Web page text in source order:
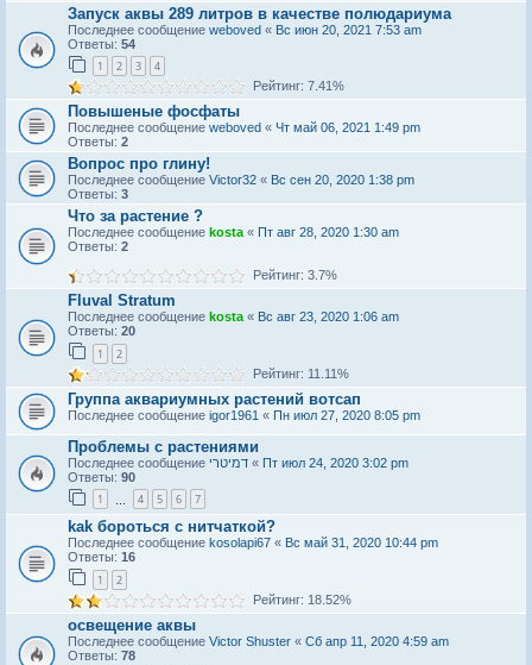
Запуск аквы 289 литров в качестве полюдариума
Последнее сообщение weboved « Вс июн 20, 2021 7:53 am
Ответы: 54
1 2 3 4
Рейтинг: 7.41%
Повышеные фосфаты
Последнее сообщение weboved « Чт май 06, 2021 1:49 pm
Ответы: 2
Вопрос про глину!
Последнее сообщение Victor32 « Вс сен 20, 2020 1:38 pm
Ответы: 3
Что за растение ?
Последнее сообщение kosta « Пт авг 28, 2020 1:30 am
Ответы: 2
Рейтинг: 3.7%
Fluval Stratum
Последнее сообщение kosta « Вс авг 23, 2020 1:06 am
Ответы: 20
1 2
Рейтинг: 11.11%
Группа аквариумных растений вотсап
Последнее сообщение igor1961 « Пн июл 27, 2020 8:05 pm
Проблемы с растениями
Последнее сообщение דמיטרי « Пт июл 24, 2020 3:02 pm
Ответы: 90
1 4 5 6 7
kak бороться с нитчаткой?
Последнее сообщение kosolapi67 « Вс май 31, 2020 10:44 pm
Ответы: 16
1 2
Рейтинг: 18.52%
освещение аквы
Последнее сообщение Victor Shuster « Сб апр 11, 2020 4:59 am
Ответы: 78